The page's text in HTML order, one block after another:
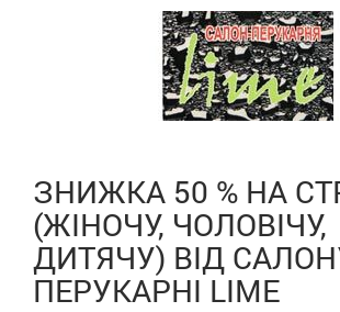
ЗНИЖКА 50 % НА
(ЖІНОЧУ, ЧОЛОВІЧУ,
ДИТЯЧУ) ВІД
ПЕРУКАРНІ LIME